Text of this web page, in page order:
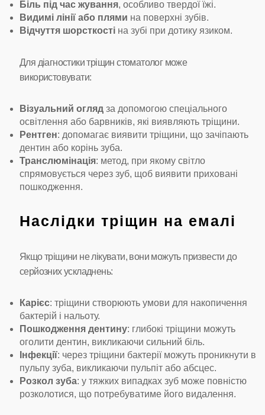
Біль під час жування, особливо твердої їжі.
Видимі лінії або плями на поверхні зубів.
Відчуття шорсткості на зубі при дотику язиком.
Для діагностики тріщин стоматолог може
використовувати:
Візуальний огляд за допомогою спеціального
освітлення або барвників, які виявляють тріщини.
Рентген: допомагає виявити тріщини, що зачіпають
дентин або корінь зуба.
Транслюмінація: метод, при якому світло
спрямовується через зуб, щоб виявити приховані
пошкодження.
Наслідки тріщин на емалі
Якщо тріщини не лікувати, вони можуть призвести до
серйозних ускладнень:
Карієс: тріщини створюють умови для накопичення
бактерій і нальоту.
Пошкодження дентину: глибокі тріщини можуть
оголити дентин, викликаючи сильний біль.
Інфекції: через тріщини бактерії можуть проникнути в
пульпу зуба, викликаючи пульпіт або абсцес.
Розкол зуба: у тяжких випадках зуб може повністю
розколотися, що потребуватиме його видалення.